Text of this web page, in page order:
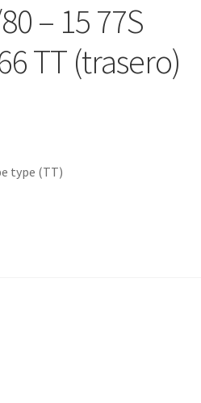
– 15 77S
TT (trasero)
type (TT)